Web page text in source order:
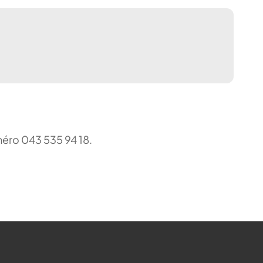
043 535 94 18.